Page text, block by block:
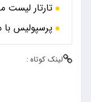
تارتار لیست
پرسپولیس با
لینک کوتاه :